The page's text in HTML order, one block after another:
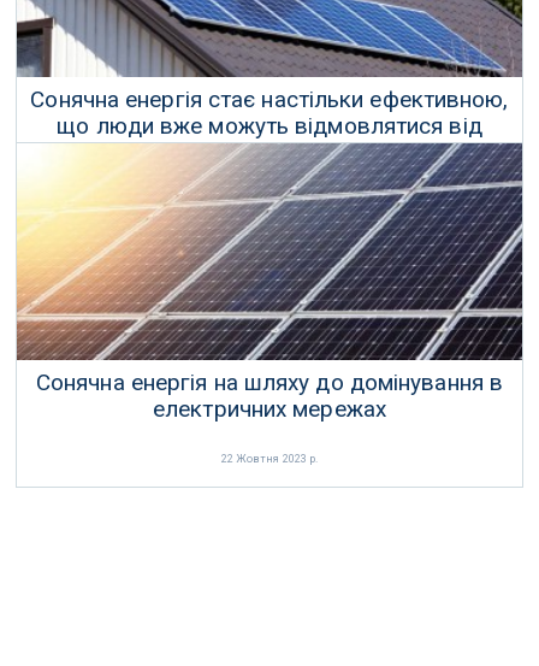
Сонячна енергія стає настільки ефективною,
що люди вже можуть відмовлятися від
електромережі
11 Листопада 2023 р.
Сонячна енергія на шляху до домінування в
електричних мережах
22 Жовтня 2023 р.